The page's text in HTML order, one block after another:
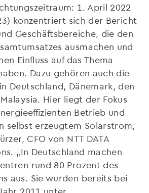
1. April 2022
konzentriert sich der Bericht
Geschäftsbereiche, die den
ausmachen und
Einfluss auf das Thema
Dazu gehören auch die
Deutschland, Dänemark, den
Hier liegt der Fokus
Betrieb und
selbst erzeugtem Solarstrom,
CFO von NTT DATA
„In Deutschland machen
rund 80 Prozent des
aus. Sie wurden bereits bei